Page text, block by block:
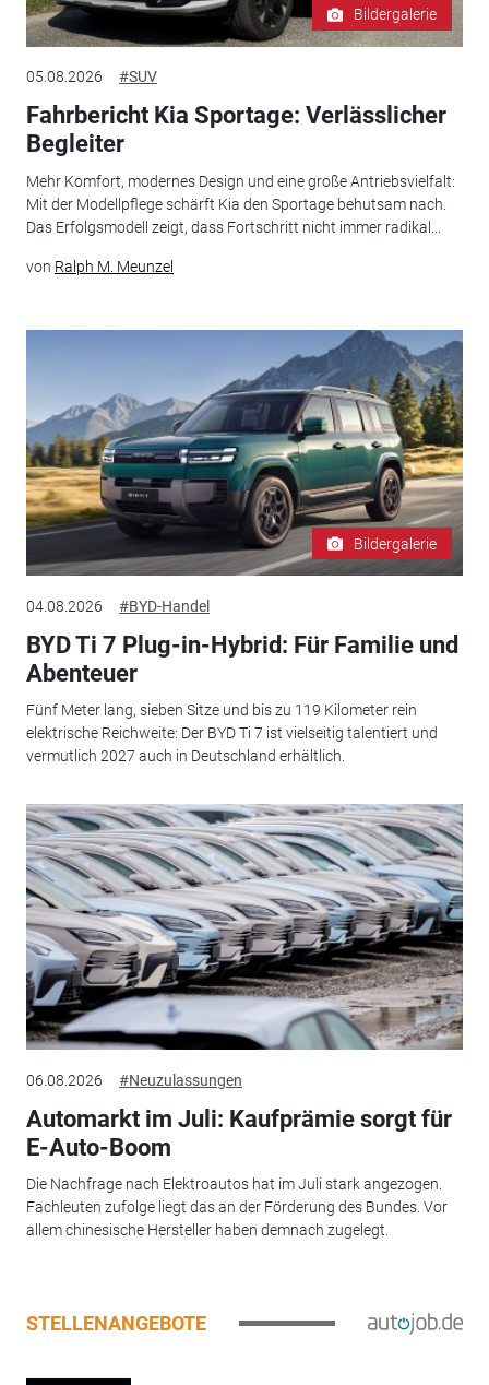
Bildergalerie
05.08.2026 #SUV
Fahrbericht Kia Sportage: Verlässlicher
Begleiter
Mehr Komfort, modernes Design und eine große Antriebsvielfalt:
Mit der Modellpflege schärft Kia den Sportage behutsam nach.
Das Erfolgsmodell zeigt, dass Fortschritt nicht immer radikal...
von Ralph M. Meunzel
Bildergalerie
04.08.2026 #BYD-Handel
BYD Ti 7 Plug-in-Hybrid: Für Familie und
Abenteuer
Fünf Meter lang, sieben Sitze und bis zu 119 Kilometer rein
elektrische Reichweite: Der BYD Ti 7 ist vielseitig talentiert und
vermutlich 2027 auch in Deutschland erhältlich.
06.08.2026 #Neuzulassungen
Automarkt im Juli: Kaufprämie sorgt für
E-Auto-Boom
Die Nachfrage nach Elektroautos hat im Juli stark angezogen.
Fachleuten zufolge liegt das an der Förderung des Bundes. Vor
allem chinesische Hersteller haben demnach zugelegt.
STELLENANGEBOTE